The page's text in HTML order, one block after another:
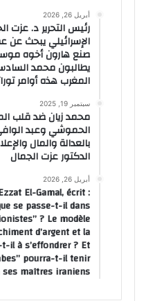
أبريل 26, 2026
رئيس التحرير د. عزت
الإسرائيلي يبحث
صنع هارون أخوه
يطالبون محمد
المغرب هذه أوامر
سبتمبر 19, 2025
محمد زيان ضد قلب
الحموشي وعبد
بالعدالة والمال
الدكتور عزت الجمال
أبريل 26, 2026
El-Gamal, écrit :
se passe-t-il dans
? Le modèle
d’argent et la
il à s’effondrer ? Et
pourra-t-il tenir
maîtres iraniens ?